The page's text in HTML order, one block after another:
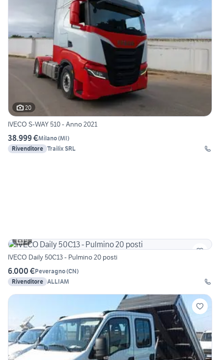
20
IVECO S-WAY 510 - Anno 2021
38.999 €Milano(MI)
Rivenditore Trailix SRL
9
IVECO Daily 50C13 - Pulmino 20 posti
6.000 €Peveragno(CN)
Rivenditore ALLIAM